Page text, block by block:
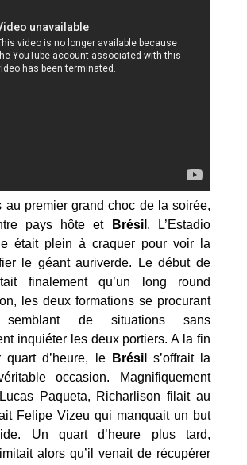
au premier grand choc de la soirée,
pays hôte et
Brésil . L’Estadio
était plein à craquer pour voir la
le géant auriverde. Le début de
finalement qu’un long round
les deux formations se procurant
semblant de situations sans
inquiéter les deux portiers. A la fin
quart d’heure, le
Brésil
s’offrait la
occasion. Magnifiquement
Paqueta, Richarlison filait au
Felipe Vizeu qui manquait un but
Un quart d’heure plus tard,
alors qu’il venait de récupérer